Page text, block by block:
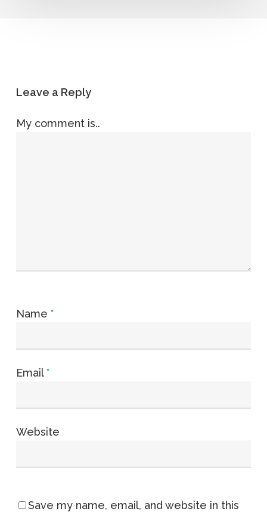
Leave a Reply
My comment is..
Name *
Email*
Website
Save my name, email, and website in this